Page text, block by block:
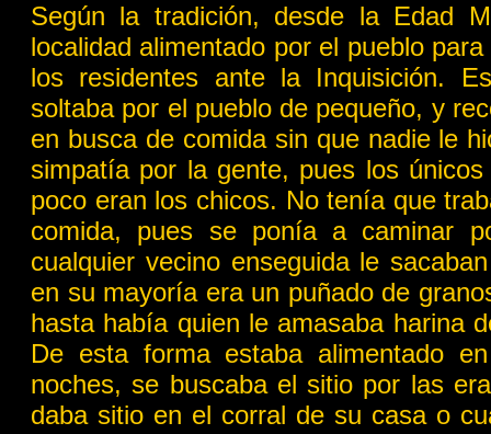
Según la tradición, desde la Edad
localidad alimentado por el pueblo
los residentes ante la Inquisición.
soltaba por el pueblo de pequeño, y
en busca de comida sin que nadie le
simpatía por la gente, pues los
poco eran los chicos. No tenía que
comida, pues se ponía a caminar
cualquier vecino enseguida le
en su mayoría era un puñado de
hasta había quien le amasaba harina
De esta forma estaba alimentado
noches, se buscaba el sitio por las
daba sitio en el corral de su casa o